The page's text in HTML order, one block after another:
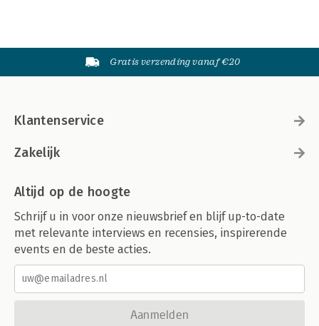
Gratis verzending vanaf €20
Klantenservice
Zakelijk
Altijd op de hoogte
Schrijf u in voor onze nieuwsbrief en blijf up-to-date
met relevante interviews en recensies, inspirerende
events en de beste acties.
Aanmelden